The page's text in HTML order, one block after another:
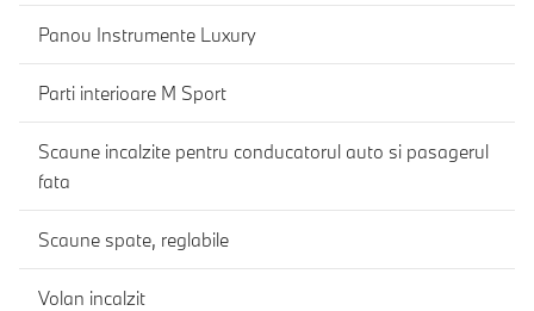
Panou Instrumente Luxury
Parti interioare M Sport
Scaune incalzite pentru conducatorul auto si pasagerul
fata
Scaune spate, reglabile
Volan incalzit